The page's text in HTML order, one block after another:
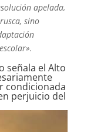
apelada,
sino
señala el Alto
condicionada
perjuicio del